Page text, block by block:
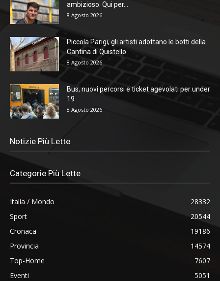
ambizioso. Qui per...
8 Agosto 2026
Piccola Parigi, gli artisti adottano le botti della
Cantina di Quistello
8 Agosto 2026
Bus, nuovi percorsi e ticket agevolati per under
19
8 Agosto 2026
Notizie Più Lette
Categorie Più Lette
Italia / Mondo
28332
Sport
20544
Cronaca
19186
Provincia
14574
Top-Home
7607
Eventi
5051